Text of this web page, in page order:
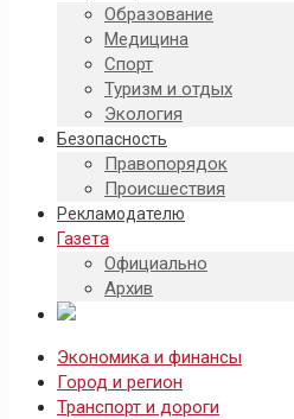
Образование
Медицина
Спорт
Туризм и отдых
Экология
Безопасность
Правопорядок
Происшествия
Рекламодателю
Газета
Официально
Архив
Экономика и финансы
Город и регион
Транспорт и дороги